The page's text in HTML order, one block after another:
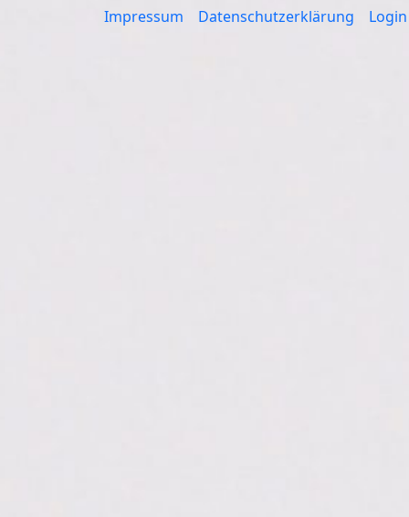
Impressum Datenschutzerklärung Login